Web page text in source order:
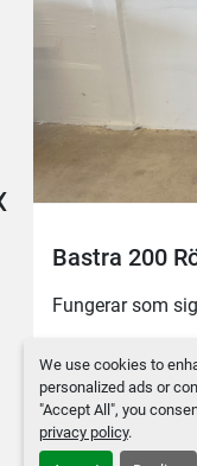
We use cookies to
personalized ads or
"Accept All", you
privacy policy.
Bastra 200
Fungerar som